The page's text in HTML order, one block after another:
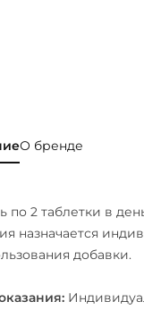
О бренде
по 2 таблетки в
назначается
добавки.